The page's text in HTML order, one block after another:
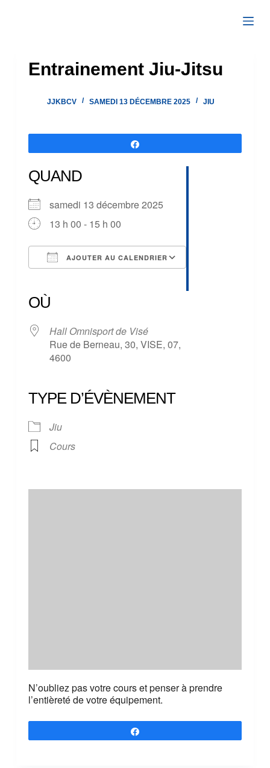
Entrainement Jiu-Jitsu
JJKBCV SAMEDI 13 DÉCEMBRE 2025 JIU
QUAND
samedi 13 décembre 2025
13 h 00 - 15 h 00
AJOUTER AU CALENDRIER
OÙ
Hall Omnisport de Visé
Rue de Berneau, 30, VISE, 07,
4600
TYPE D’ÉVÈNEMENT
Jiu
Cours
N’oubliez pas votre cours et penser à prendre
l’entièreté de votre équipement.